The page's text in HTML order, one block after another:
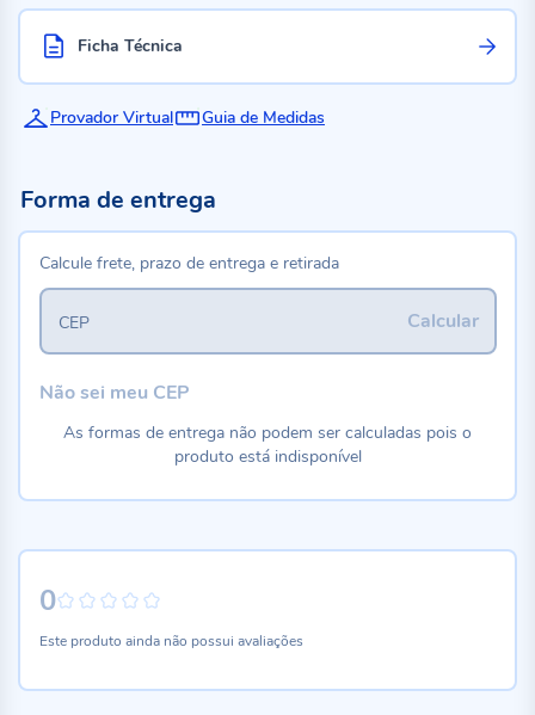
Ficha Técnica
Provador Virtual Guia de Medidas
0
Este produto ainda não possui avaliações
Forma de entrega
Calcule frete, prazo de entrega e retirada
Calcular
CEP
Não sei meu CEP
As formas de entrega não podem ser calculadas pois o
produto está indisponível